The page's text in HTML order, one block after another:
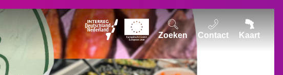
Zoeken Contact Kaart